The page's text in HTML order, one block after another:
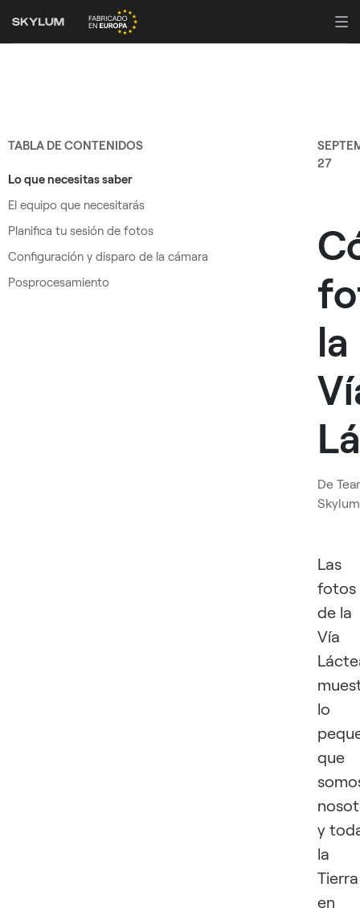
TABLA DE CONTENIDOS
Lo que necesitas saber
El equipo que necesitarás
Planifica tu sesión de fotos
Configuración y disparo de la cámara
Posprocesamiento
27
la
De
Skylum
Las
fotos
de la
Vía
lo
que
y
la
Tierra
en